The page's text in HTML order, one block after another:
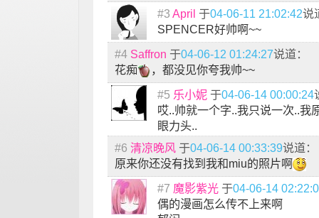
#3 April 于04-06-11 21:02:42说
SPENCER好帅啊~~
#4 Saffron 于04-06-12 01:24:27说道：
花痴
，都没见你夸我帅~~
#5 乐小妮 于04-06-14 00:00:24
哎..帅就一个字..我只说一次..我
眼力头..
#6 清凉晚风 于04-06-14 00:33:39说道：
原来你还没有找到我和miu的照片啊
#7 魔影紫光 于04-06-14
偶的漫画怎么传不上来啊